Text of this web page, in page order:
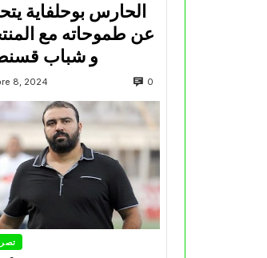
الحارس بوحلفاية
عن طموحاته مع
و شباب
8, 2024 0